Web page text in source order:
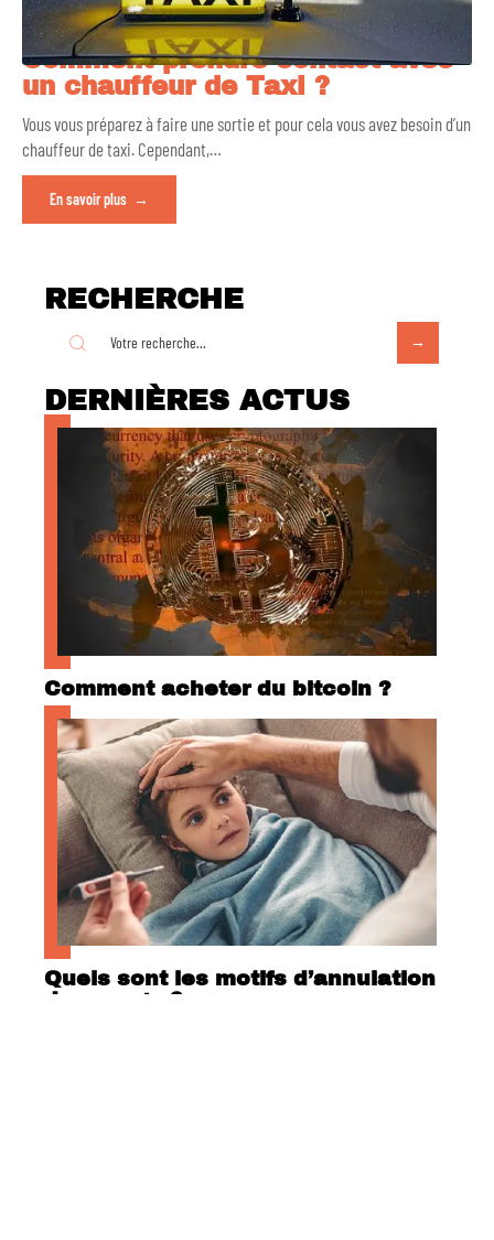
Comment prendre contact avec
un chauffeur de Taxi ?
Vous vous préparez à faire une sortie et pour cela vous avez besoin d’un
chauffeur de taxi. Cependant,…
En savoir plus
RECHERCHE
DERNIÈRES ACTUS
Comment acheter du bitcoin ?
Quels sont les motifs d’annulation
de voyage ?